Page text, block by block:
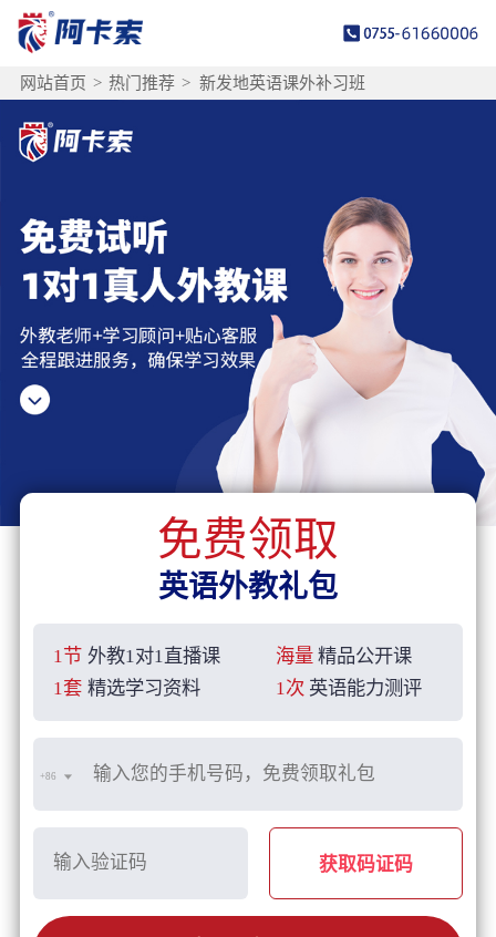
网站首页 > 热门推荐 > 新发地英语课外补习班
免费领取
英语外教礼包
1节 外教1对1直播课 海量 精品公开课
1套 精选学习资料 1次 英语能力测评
+86
获取码证码